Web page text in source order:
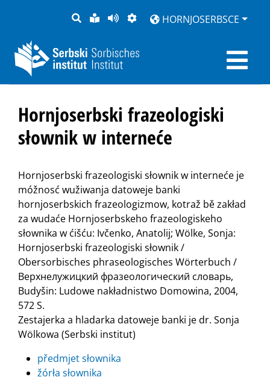
PYTANJE
LOCHKA
RĚČ
STRONU
PŘEDČITAĆ
ZWOBRAZNJENJE
HORNJOSERBSCE
Hornjoserbski frazeologiski
słownik w interneće
Hornjoserbski frazeologiski słownik w interneće je
móžnosć wužiwanja datoweje banki
hornjoserbskich frazeologizmow, kotraž bě zakład
za wudaće Hornjoserbskeho frazeologiskeho
słownika w ćišću: Ivčenko, Anatolij; Wölke, Sonja:
Hornjoserbski frazeologiski słownik /
Obersorbisches phraseologisches Wörterbuch /
Верхнелужицкий фразеологический словарь,
Budyšin: Ludowe nakładnistwo Domowina, 2004,
572 S.
Zestajerka a hladarka datoweje banki je dr. Sonja
Wölkowa (Serbski institut)
předmjet słownika
žórła słownika